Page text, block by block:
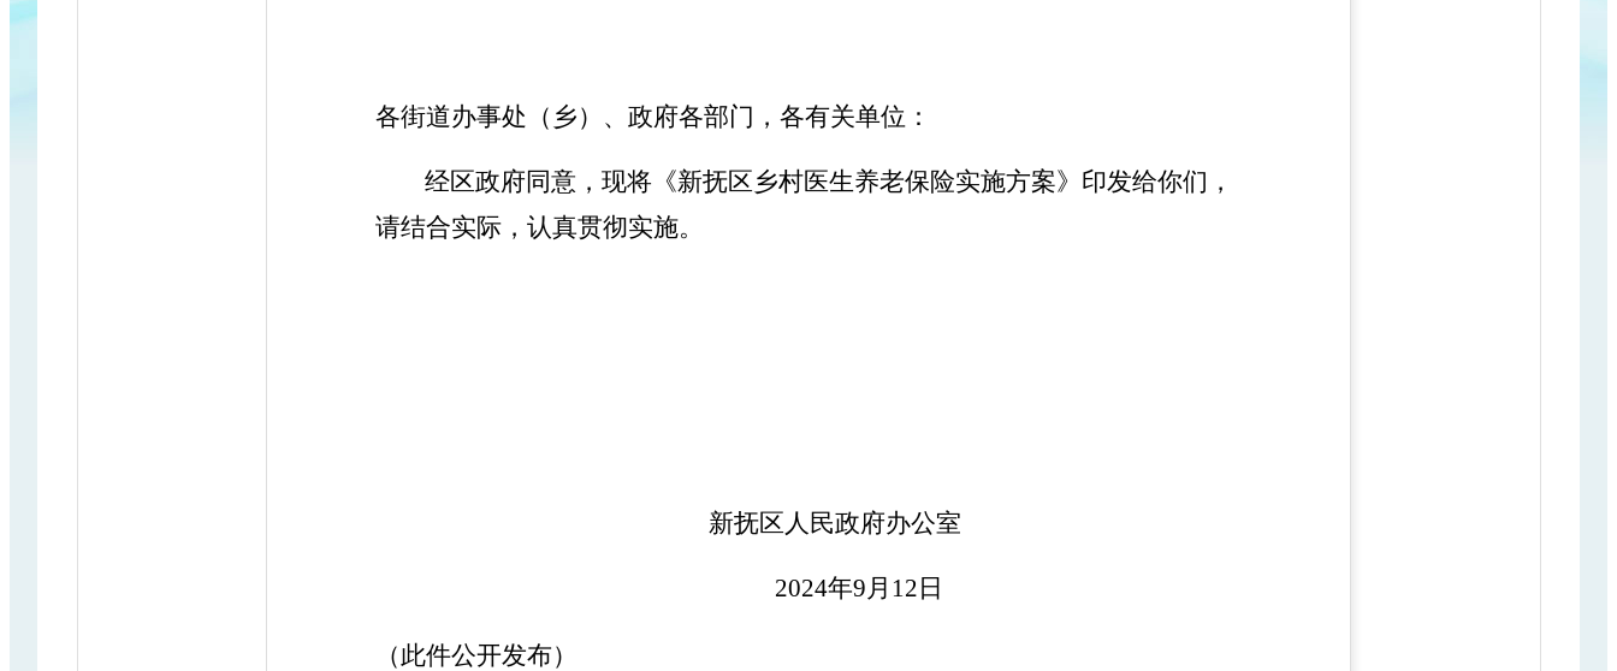
各街道办事处（乡）、政府各部门，各有关单位：
经区政府同意，现将《新抚区乡村医生养老保险实施方案》 印发给你们 ，
请结合实际，认真贯彻实施。
新抚区人民政府办公室
2024年9月 12 日
（此件公开发布）